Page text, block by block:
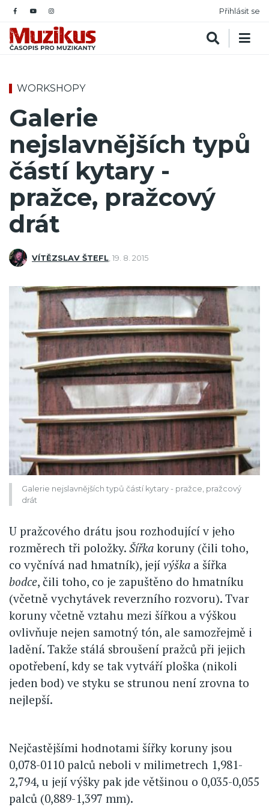
Přihlásit se
WORKSHOPY
Galerie
nejslavnějších typů
částí kytary -
pražce, pražcový
drát
VÍTĚZSLAV ŠTEFL 19. 8. 2015
Galerie nejslavnějších typů částí kytary - pražce, pražcový
drát
U pražcového drátu jsou rozhodující v jeho
rozměrech tři položky. Šířka koruny (čili toho,
co vyčnívá nad hmatník), její výška a šířka
bodce, čili toho, co je zapuštěno do hmatníku
(včetně vychytávek reverzního rozvoru). Tvar
koruny včetně vztahu mezi šířkou a výškou
ovlivňuje nejen samotný tón, ale samozřejmě i
ladění. Takže stálá sbroušení pražců při jejich
opotřebení, kdy se tak vytváří ploška (nikoli
jeden bod) ve styku se strunou není zrovna to
nejlepší.
Nejčastějšími hodnotami šířky koruny jsou
0,078-0110 palců neboli v milimetrech 1,981-
2,794, u její výšky pak jde většinou o 0,035-0,055
palců (0,889-1,397 mm).